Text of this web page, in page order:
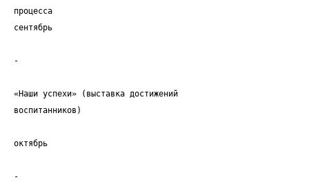
процесса
сентябрь
-
«Наши успехи» (выставка достижений
воспитанников)
октябрь
-